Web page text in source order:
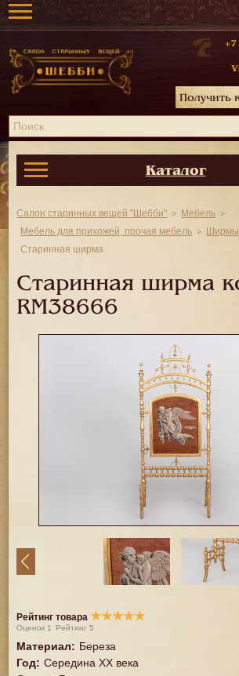
Получить
Каталог
Салон старинных вещей "Шебби"
Мебель
Мебель для прихожей, прочая мебель
Ширмы
Старинная ширма
Старинная ширма
RM38666
Рейтинг товара★★★★★
Оценок 1 Рейтинг5
Материал: Береза
Год: Середина XX векa